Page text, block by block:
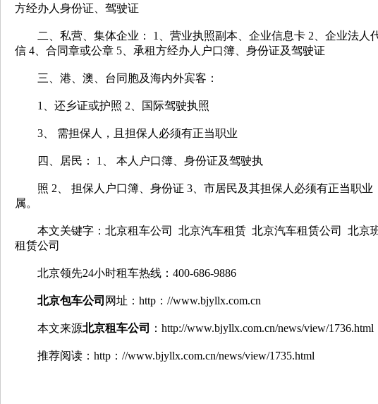
方经办人身份证、驾驶证
二、私营、集体企业： 1、营业执照副本、企业信息卡 2、企业法人
信 4、合同章或公章 5、承租方经办人户口簿、身份证及驾驶证
三、港、澳、台同胞及海内外宾客：
1、还乡证或护照 2、国际驾驶执照
3、 需担保人，且担保人必须有正当职业
四、居民： 1、 本人户口簿、身份证及驾驶执
照 2、 担保人户口簿、身份证 3、市居民及其担保人必须有正当职业
属。
本文关键字：北京租车公司 北京汽车租赁 北京汽车租赁公司 北京
租赁公司
北京领先24小时租车热线：400-686-9886
北京包车公司 网址：http：//www.bjyllx.com.cn
本文来源北京租车公司 ： http://www.bjyllx.com.cn/news/view/1736.html
推荐阅读：http：//www.bjyllx.com.cn/news/view/1735.html